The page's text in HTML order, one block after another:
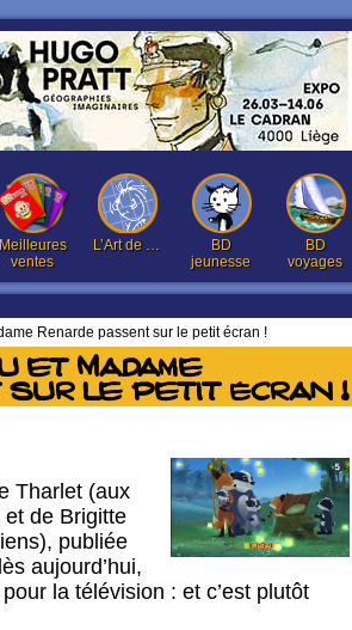
Meilleures
ventes
L’Art de …
BD
jeunesse
BD
voyages
Renarde passent sur le petit écran !
et Madame
sur le petit écran !
Tharlet (aux
de Brigitte
publiée
aujourd’hui,
la télévision : et c’est plutôt